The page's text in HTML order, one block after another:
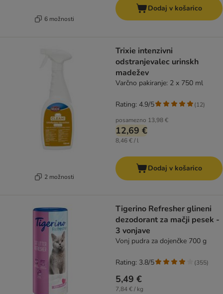
6 možnosti
Dodaj v košarico
2 možnosti
Trixie intenzivni
odstranjevalec urinskh
madežev
Varčno pakiranje: 2 x 750 ml
posamezno 13,98 €
12,69 €
8,46 € / l
Rating: 4.9/5 (12)
Dodaj v košarico
Tigerino Refresher glineni
dezodorant za mačji pesek -
3 vonjave
Vonj pudra za dojenčke 700 g
5,49 €
7,84 € / kg
Rating: 3.8/5 (355)